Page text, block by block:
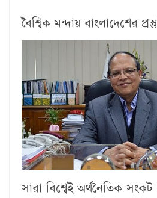
বৈশ্বিক মন্দায় বাংলাদেশের
সারা বিশ্বেই অর্থনৈতিক